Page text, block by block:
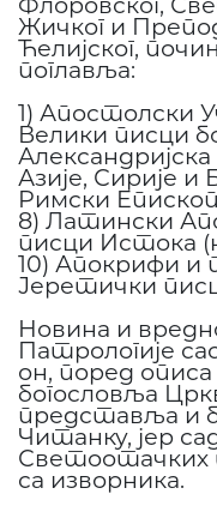
Жичког и
Ћелијског,
поглавља:
1) Апостолски
Велики писци
Азије, Сирије и
Римски
8) Латински
писци Истока
10) Апокрифи и
Јеретички
Новина и
Патрологије
он, поред
богословља
представља и
Читанку, јер
Светоотачких
са изворника.